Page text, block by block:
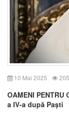
10 Mai 2025
OAMENI
a IV-a după Paști